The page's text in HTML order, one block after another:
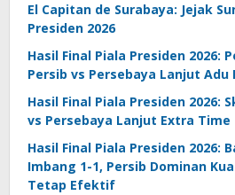
El Capitan de Surabaya: Jejak
Presiden 2026
Hasil Final Piala Presiden 2026:
Persib vs Persebaya Lanjut Adu
Hasil Final Piala Presiden 2026:
vs Persebaya Lanjut Extra Time
Hasil Final Piala Presiden 2026:
Imbang 1-1, Persib Dominan
Tetap Efektif